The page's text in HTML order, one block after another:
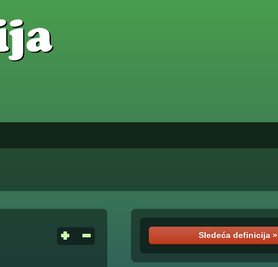
Sledeća definicija »